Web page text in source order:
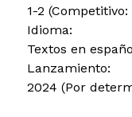
1-2
Idioma:
Textos en
Lanzamiento:
2024 (Por